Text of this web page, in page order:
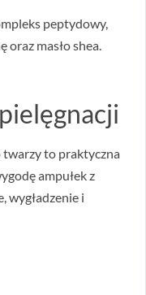
peptydowy,
masło shea.
to praktyczna
ampułek z
wygładzenie i